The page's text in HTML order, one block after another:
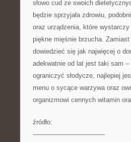
słowo cud ze swoich
będzie sprzyjała zdrowiu,
oraz urządzenia, które
piękne mięśnie brzucha.
dowiedzieć się jak najwięcej o
adekwatnie od lat jest taki sam
ograniczyć słodycze, najlepiej
menu o sycące warzywa oraz
organizmowi cennych witamin
źródło:
———————————